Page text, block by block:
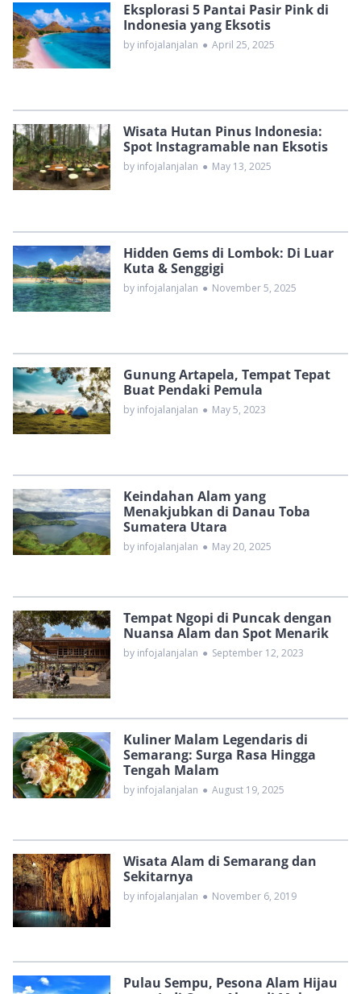
Eksplorasi 5 Pantai Pasir Pink di
Indonesia yang Eksotis
by infojalanjalan ● April 25, 2025
Wisata Hutan Pinus Indonesia:
Spot Instagramable nan Eksotis
by infojalanjalan ● May 13, 2025
Hidden Gems di Lombok: Di Luar
Kuta & Senggigi
by infojalanjalan ● November 5, 2025
Gunung Artapela, Tempat Tepat
Buat Pendaki Pemula
by infojalanjalan ● May 5, 2023
Keindahan Alam yang
Menakjubkan di Danau Toba
Sumatera Utara
by infojalanjalan ● May 20, 2025
Tempat Ngopi di Puncak dengan
Nuansa Alam dan Spot Menarik
by infojalanjalan ● September 12, 2023
Kuliner Malam Legendaris di
Semarang: Surga Rasa Hingga
Tengah Malam
by infojalanjalan ● August 19, 2025
Wisata Alam di Semarang dan
Sekitarnya
by infojalanjalan ● November 6, 2019
Pulau Sempu, Pesona Alam Hijau